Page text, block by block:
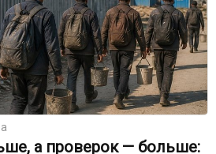
а проверок — больше: